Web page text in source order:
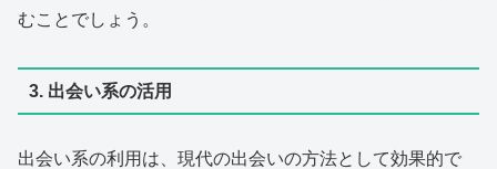
むことでしょう。
3. 出会い系の活用
出会い系の利用は、現代の出会いの方法として効果的で